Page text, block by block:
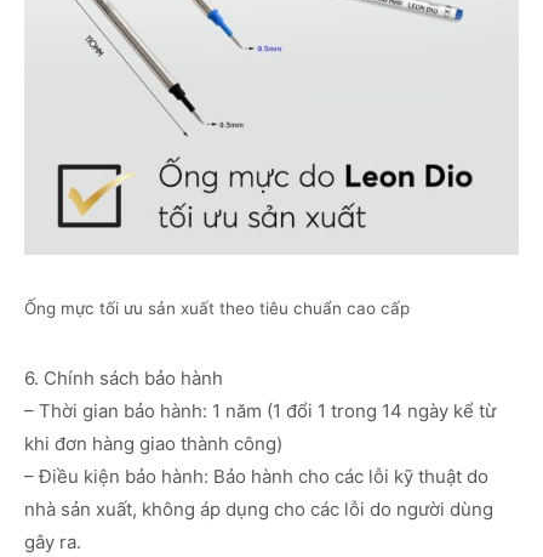
Ống mực tối ưu sản xuất theo tiêu chuẩn cao cấp
6. Chính sách bảo hành
– Thời gian bảo hành: 1 năm (1 đổi 1 trong 14 ngày kể từ
khi đơn hàng giao thành công)
– Điều kiện bảo hành: Bảo hành cho các lỗi kỹ thuật do
nhà sản xuất, không áp dụng cho các lỗi do người dùng
gây ra.